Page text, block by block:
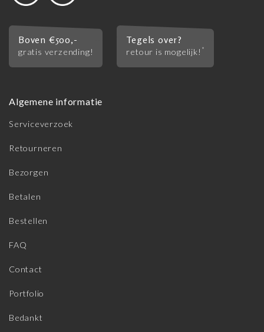
Boven €500,-
gratis verzending!
Tegels over?
retour is mogelijk! *
Algemene informatie
Serviceverzoek
Retourneren
Bezorgen
Betalen
Bestellen
FAQ
Contact
Portfolio
Bedankt